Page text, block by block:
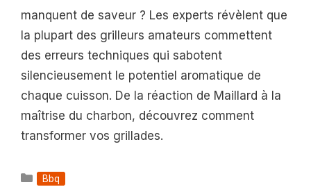
manquent de saveur ? Les experts révèlent que
la plupart des grilleurs amateurs commettent
des erreurs techniques qui sabotent
silencieusement le potentiel aromatique de
chaque cuisson. De la réaction de Maillard à la
maîtrise du charbon, découvrez comment
transformer vos grillades.
Catégories
Bbq